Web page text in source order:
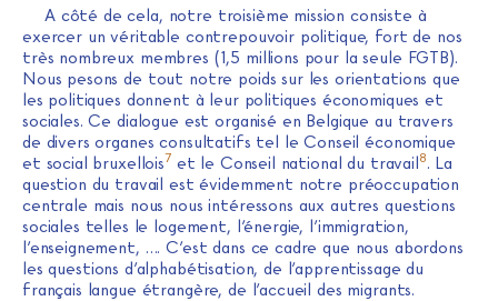
A côté de cela, notre troisième mission consiste à
exercer un véritable contrepouvoir politique, fort de nos
très nombreux membres (1,5 millions pour la seule FGTB).
Nous pesons de tout notre poids sur les orientations que
les politiques donnent à leur politiques économiques et
sociales. Ce dialogue est organisé en Belgique au travers
de divers organes consultatifs tel le Conseil économique
et social bruxellois7et le Conseil national du travail8. La
question du travail est évidemment notre préoccupation
centrale mais nous nous intéressons aux autres questions
sociales telles le logement, l’énergie, l’immigration,
l’enseignement, …. C’est dans ce cadre que nous abordons
les questions d’alphabétisation, de l’apprentissage du
français langue étrangère, de l’accueil des migrants.